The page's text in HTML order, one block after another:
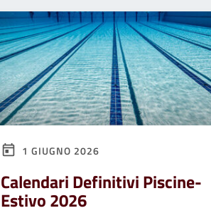
1 GIUGNO 2026
Calendari Definitivi Piscine-
Estivo 2026